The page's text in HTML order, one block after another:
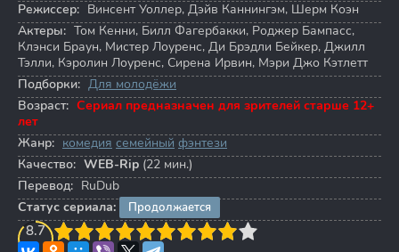
Режиссер: Винсент Уоллер, Дэйв Каннингэм, Шерм Коэн
Актеры: Том Кенни, Билл Фагербакки, Роджер Бампасс,
Клэнси Браун, Мистер Лоуренс, Ди Брэдли Бейкер, Джилл
Тэлли, Кэролин Лоуренс, Сирена Ирвин, Мэри Джо Кэтлетт
Подборки: Для молодёжи
Возраст: Сериал предназначен для зрителей старше 12+
лет
Жанр: комедия семейный фэнтези
Качество: WEB-Rip (22 мин.)
Перевод: RuDub
Статус сериала:
Продолжается
8.7
4 5 6 7 8 9 10